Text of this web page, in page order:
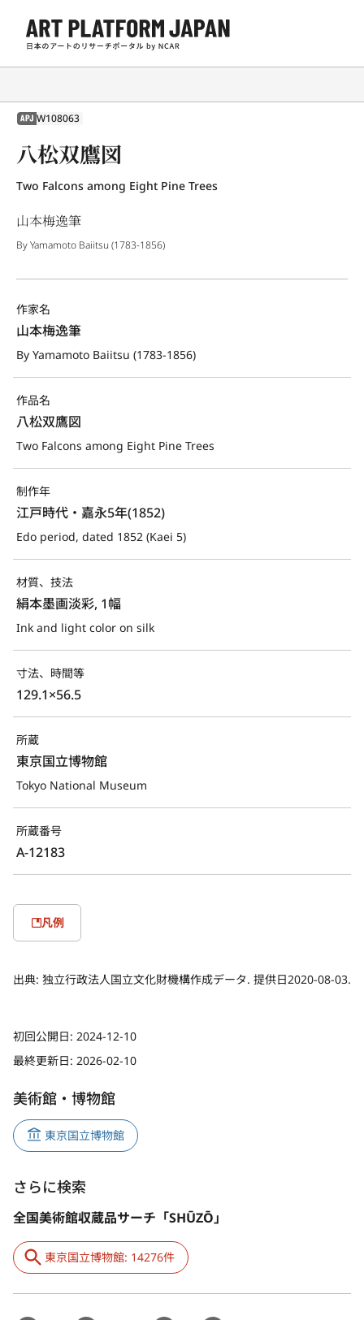
APJ W108063
八松双鷹図
Two Falcons among Eight Pine Trees
山本梅逸筆
By Yamamoto Baiitsu (1783-1856)
作家名
山本梅逸筆
By Yamamoto Baiitsu (1783-1856)
作品名
八松双鷹図
Two Falcons among Eight Pine Trees
制作年
江戸時代・嘉永5年(1852)
Edo period, dated 1852 (Kaei 5)
材質、技法
絹本墨画淡彩, 1幅
Ink and light color on silk
寸法、時間等
129.1×56.5
所蔵
東京国立博物館
Tokyo National Museum
所蔵番号
A-12183
凡例
出典: 独立行政法人国立文化財機構作成データ. 提供日2020-08-03.
初回公開日: 2024-12-10
最終更新日: 2026-02-10
美術館・博物館
東京国立博物館
さらに検索
全国美術館収蔵品サーチ「SHŪZŌ」
東京国立博物館: 14276件